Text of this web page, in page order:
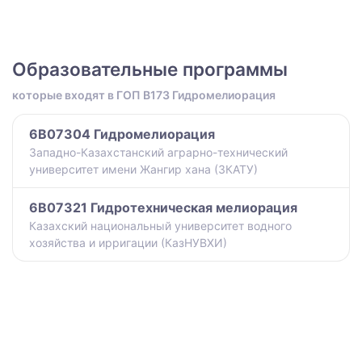
Образовательные программы
которые входят в ГОП B173 Гидромелиорация
6B07304 Гидромелиорация
Западно-Казахстанский аграрно-технический
университет имени Жангир хана (ЗКАТУ)
6B07321 Гидротехническая мелиорация
Казахский национальный университет водного
хозяйства и ирригации (КазНУВХИ)